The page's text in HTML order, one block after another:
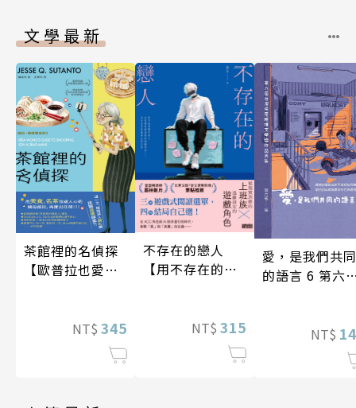
文學最新
茶館裡的名偵探
【歐普拉也愛！
《茶館裡的嫌疑
NT$ 345
不存在的戀人
【用不存在的
NT$ 315
愛，是我們共同
的語言 6 第六
NT$